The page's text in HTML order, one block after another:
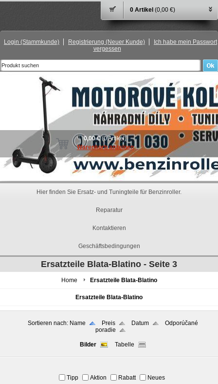
0 Artikel (0,00 €)
Login (Stammkunde) Registrierung (Neuer Kunde)
Ich habe mein Passwort
vergessen
0,00 €(0 Artikel)
Warenkorb anzeigen
Hier finden Sie Ersatz- und Tuningteile für Benzinroller.
Reparatur
Kontaktieren
Geschäftsbedingungen
Ersatzteile Blata-Blatino - Seite 3
Home Ersatzteile Blata-Blatino
Ersatzteile Blata-Blatino
Sortieren nach: Name Preis Datum
Odporúčané
poradie
Bilder Tabelle
Tipp Aktion Rabatt Neues